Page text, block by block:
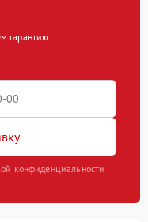
гарантию
конфиденциальности